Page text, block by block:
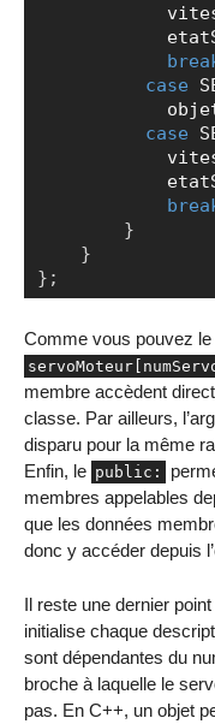
case
case
}
}
} ;
Comme vous pouvez
membre accèdent
classe. Par ailleurs,
disparu pour la même
Enfin, le public:
membres appelables
que les données
donc y accéder depuis
Il reste une dernier
initialise chaque
sont dépendantes du
broche à laquelle le
pas. En C++, un objet